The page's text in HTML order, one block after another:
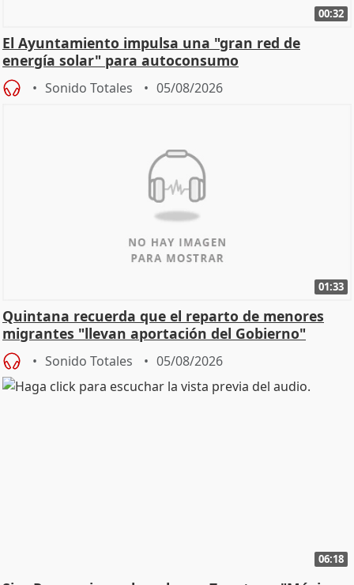
00:32
El Ayuntamiento impulsa una "gran red de
energía solar" para autoconsumo
Sonido Totales 05/08/2026
01:33
Quintana recuerda que el reparto de menores
migrantes "llevan aportación del Gobierno"
central
Sonido Totales 05/08/2026
06:18